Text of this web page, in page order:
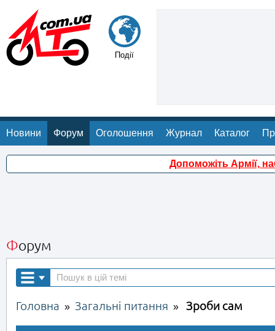
Події
Новини Форум Оголошення Журнал Каталог
Допоможіть Армії,
Форум
Головна » Загальні питання » Зроби сам